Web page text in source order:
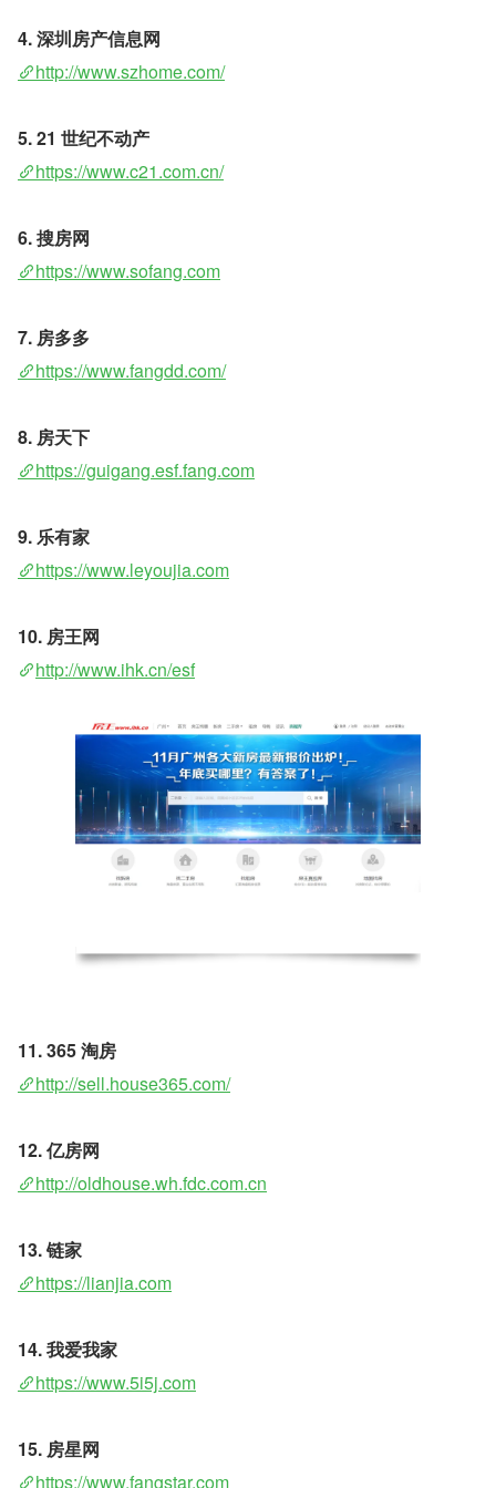
4. 深圳房产信息网
http://www.szhome.com/
5. 21 世纪不动产
https://www.c21.com.cn/
6. 搜房网
https://www.sofang.com
7. 房多多
https://www.fangdd.com/
8. 房天下
https://guigang.esf.fang.com
9. 乐有家
https://www.leyoujia.com
10. 房王网
http://www.ihk.cn/esf
11. 365 淘房
http://sell.house365.com/
12. 亿房网
http://oldhouse.wh.fdc.com.cn
13. 链家
https://lianjia.com
14. 我爱我家
https://www.5i5j.com
15. 房星网
https://www.fangstar.com